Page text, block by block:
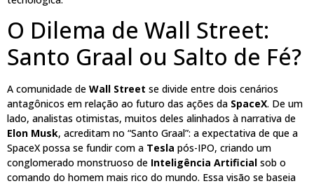
O Dilema de Wall Street:
Santo Graal ou Salto de Fé?
A comunidade de Wall Street se divide entre dois cenários
antagônicos em relação ao futuro das ações da SpaceX. De um
lado, analistas otimistas, muitos deles alinhados à narrativa de
Elon Musk, acreditam no “Santo Graal”: a expectativa de que a
SpaceX possa se fundir com a Tesla pós-IPO, criando um
conglomerado monstruoso de Inteligência Artificial sob o
comando do homem mais rico do mundo. Essa visão se baseia